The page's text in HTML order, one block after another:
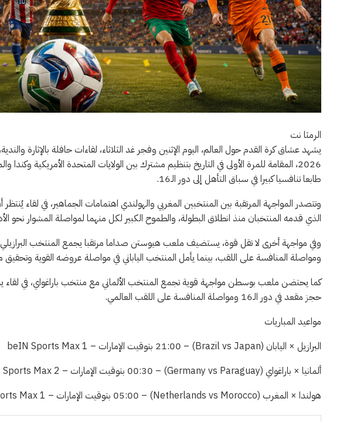
الرمثا نت
2026، المقامة للمرة الأولى في التاريخ بتنظيم مشترك بين الولايات المتحدة الأمريكية
طابعا تنافسيا كبيرا في سباق التأهل إلى دور الـ16.
وتتصدر المواجهة المرتقبة بين المنتخبين المغربي والهولندي اهتمامات الجماهير، في لقاء
الذي قدمه المنتخبان منذ انطلاق البطولة، والطموح الكبير لكل منهما لمواصلة المشوار نحو
وفي مواجهة أخرى لا تقل قوة، يستضيف ملعب هيوستن صداما مرتقبا يجمع المنتخب البرازيلي
ومواصلة المنافسة على اللقب، بينما يأمل المنتخب الياباني في مواصلة عروضه القوية وتحقيق
كما يحتضن ملعب بوسطن مواجهة قوية تجمع المنتخب الألماني مع منتخب باراغواي، في لقاء
حجز مقعد في دور الـ16 ومواصلة المنافسة على اللقب العالمي.
مواعيد المباريات
البرازيل × اليابان (Brazil vs Japan) – 21:00 بتوقيت الإمارات – beIN Sports Max 1
ألمانيا × باراغواي (Germany vs Paraguay) – 00:30 بتوقيت الإمارات – beIN Sports Max 2
هولندا × المغرب (Netherlands vs Morocco) – 05:00 بتوقيت الإمارات – beIN Sports Max 1